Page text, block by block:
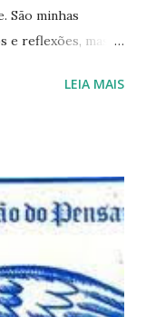
São minhas
reflexões, mas
Eu vos
Durante todo
e gostaríamos de
no final
as
estranhem o fato
LEIA MAIS